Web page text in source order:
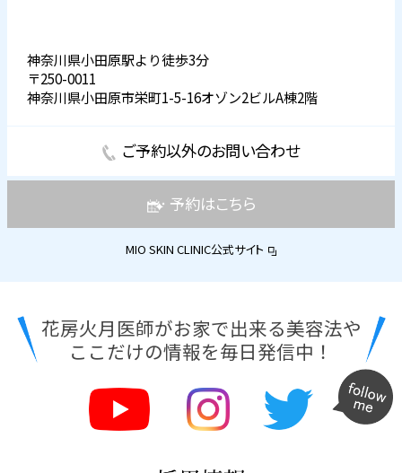
神奈川県小田原駅より徒歩3分
〒250-0011
神奈川県小田原市栄町1-5-16オゾン2ビルA棟2階
ご予約以外のお問い合わせ
予約はこちら
MIO SKIN CLINIC公式サイト
花房火月医師がお家で出来る美容法や
ここだけの情報を毎日発信中！